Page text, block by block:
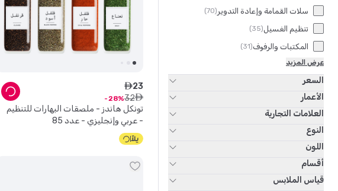
سلات القمامة وإعادة التدوير (
70
)
تنظيم الغسيل(
35
)
المكتبات والرفوف(
31
)
عرض المزيد
السعر
الأعمار
العلامات التجارية
النوع
اللون
أقسام
قياس الملابس
تونكل هاندز - ملصقات البهارات للتنظيم
- عربي وإنجليزي - عدد 85
ê23
ê
32
28